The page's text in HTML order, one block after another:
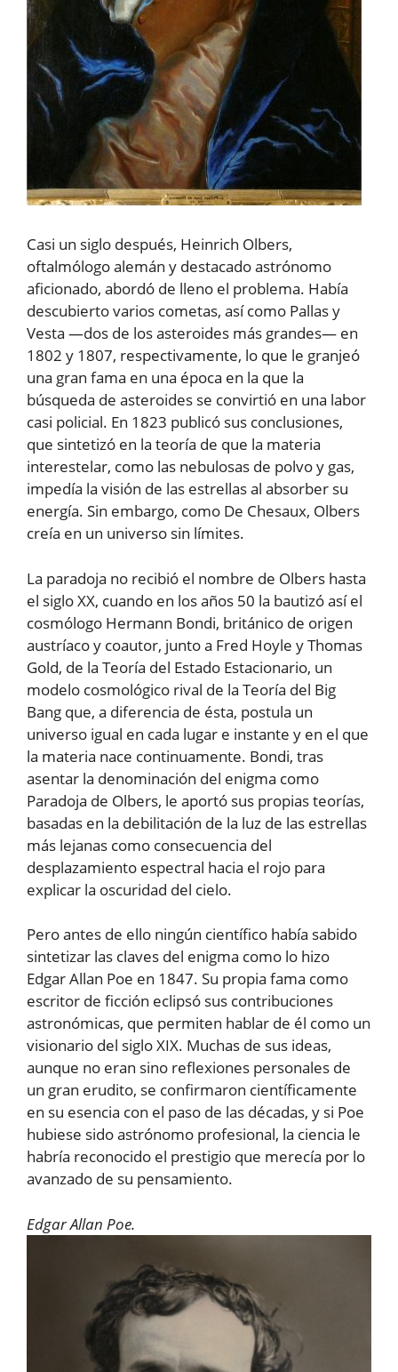
Casi un siglo después, Heinrich Olbers,
oftalmólogo alemán y destacado astrónomo
aficionado, abordó de lleno el problema. Había
descubierto varios cometas, así como Pallas y
Vesta —dos de los asteroides más grandes— en
1802 y 1807, respectivamente, lo que le granjeó
una gran fama en una época en la que la
búsqueda de asteroides se convirtió en una labor
casi policial. En 1823 publicó sus conclusiones,
que sintetizó en la teoría de que la materia
interestelar, como las nebulosas de polvo y gas,
impedía la visión de las estrellas al absorber su
energía. Sin embargo, como De Chesaux, Olbers
creía en un universo sin límites.
La paradoja no recibió el nombre de Olbers hasta
el siglo XX, cuando en los años 50 la bautizó así el
cosmólogo Hermann Bondi, británico de origen
austríaco y coautor, junto a Fred Hoyle y Thomas
Gold, de la Teoría del Estado Estacionario, un
modelo cosmológico rival de la Teoría del Big
Bang que, a diferencia de ésta, postula un
universo igual en cada lugar e instante y en el que
la materia nace continuamente. Bondi, tras
asentar la denominación del enigma como
Paradoja de Olbers, le aportó sus propias teorías,
basadas en la debilitación de la luz de las estrellas
más lejanas como consecuencia del
desplazamiento espectral hacia el rojo para
explicar la oscuridad del cielo.
Pero antes de ello ningún científico había sabido
sintetizar las claves del enigma como lo hizo
Edgar Allan Poe en 1847. Su propia fama como
escritor de ficción eclipsó sus contribuciones
astronómicas, que permiten hablar de él como un
visionario del siglo XIX. Muchas de sus ideas,
aunque no eran sino reflexiones personales de
un gran erudito, se confirmaron científicamente
en su esencia con el paso de las décadas, y si Poe
hubiese sido astrónomo profesional, la ciencia le
habría reconocido el prestigio que merecía por lo
avanzado de su pensamiento.
Edgar Allan Poe.